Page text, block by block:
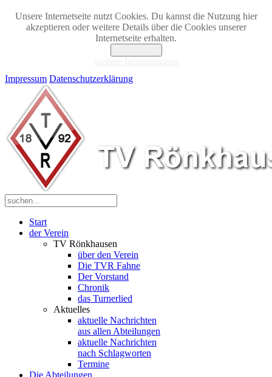
Unsere Internetseite nutzt Cookies. Du kannst die Nutzung hier
akzeptieren oder weitere Details über die Cookies unserer
Internetseite erhalten.
Impressum Datenschutzerklärung
Start
der Verein
TV Rönkhausen
über den Verein
Die TVR Fahne
Der Vorstand
Chronik
das Turnerlied
Aktuelles
aktuelle Nachrichten
aus allen Abteilungen
aktuelle Nachrichten
nach Schlagworten
Termine
Die Abteilungen